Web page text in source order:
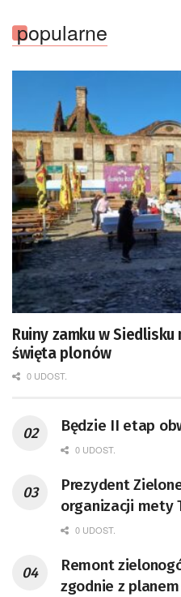
popularne
Ruiny zamku w Siedlisku
święta plonów
0 UDOST.
Będzie II etap
0 UDOST.
Prezydent
organizacji mety
0 UDOST.
Remont
zgodnie z planem